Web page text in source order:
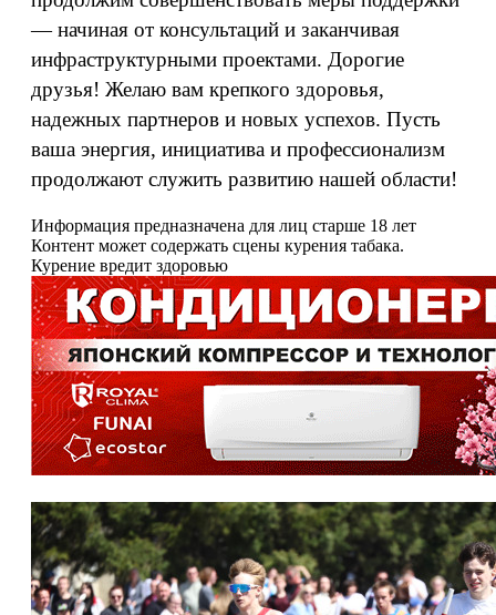
— начиная от консультаций и заканчивая
инфраструктурными проектами. Дорогие
друзья! Желаю вам крепкого здоровья,
надежных партнеров и новых успехов. Пусть
ваша энергия, инициатива и профессионализм
продолжают служить развитию нашей области!
Информация предназначена для лиц старше 18 лет
Контент может содержать сцены курения табака.
Курение вредит здоровью